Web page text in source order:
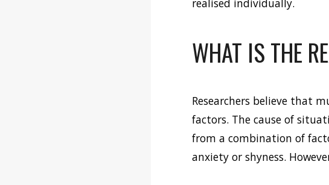
realised individually.
WHAT IS THE
Researchers believe that
factors. The cause of
from a combination of
anxiety or shyness.